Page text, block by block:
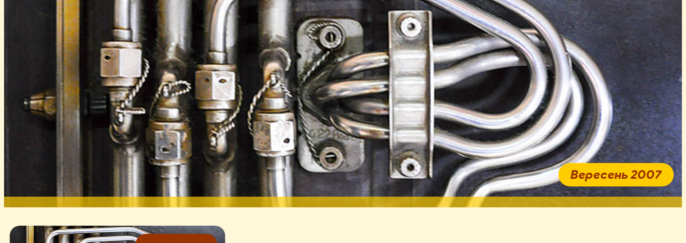
Вересень 2007